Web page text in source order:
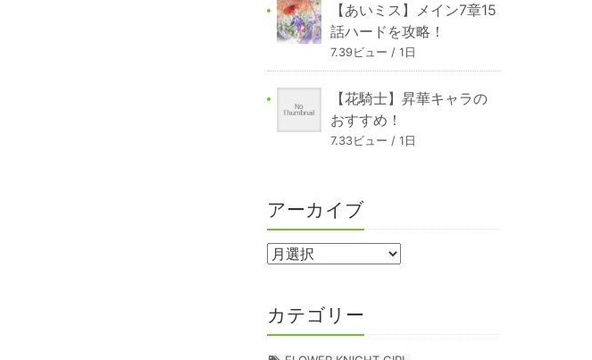
【あいミス】メイン7章15
話ハードを攻略！
7.39ビュー / 1日
【花騎士】昇華キャラの
おすすめ！
7.33ビュー / 1日
アーカイブ
カテゴリー